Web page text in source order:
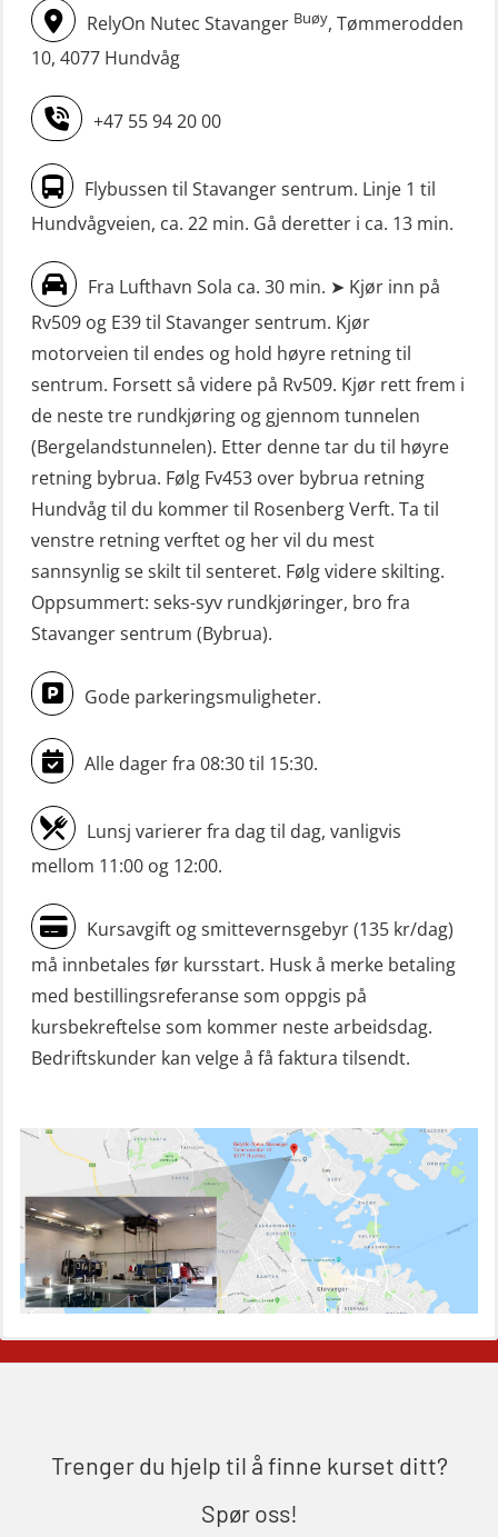
(OSE1471)
Livbåtfører grunnkurs m/E-læring
FF1200 (OSE1424)
Livbåtfører grunnkurs m/E-læring
FF1200 simulator (OSEBLE007)
Livbåtfører grunnkurs m/E-læring
FF48 og FF1000D (OSEBLE004)
Livbåtfører grunnkurs m/E-læring
Konvensjonell livbåt (OSEBLE005)
Livbåtfører konvensjonell livbåt –
grunnleggende (OSE135)
Livbåtfører konvensjonell repetisjon
(OSE1361)
Livbåtfører konvertering til FF48 inkl.
repetisjon (OSE106)
Livbåtfører sliskelivbåt repetisjon
(OSE1301)
grunnleggende (OSE129)
Mann-Over-Bord (hurtiggående) liten
båt m/mørkekjøring – grunnleggende
(OSE114)
Mann-Over-Bord (hurtiggående) liten
båt m/mørkekjøring – repetisjon
(OSE151)
Mann-Over-Bord (hurtiggående) liten
båt u/mørkekjøring – grunnleggende
(OSE1142)
Mann-Over-Bord liten båt (MOB)
Mørkekjøring-modul for Mann-Over-
Bord (hurtiggående) liten båt
(OSE1001)
ROC sertifikat grunnleggende
(GMDSS) (ORC102)
(ORC103)
(OER118)
Skuldermåling (OBS120)
STCW oppgradering for
maskinoffiserer uten fartstid 66 t
(MBS125)
Sikkerhetskurs for ansatte på
oppdrettsanlegg (LBS100)
Sjøfolk med særskilte sikringsplikter
(MBS1191)
Ulykkesgransking – Webinar (LSP103)
VHF / SRC 2 dager (ORC104)
Videregående sikkerhetsopplæring
for skipsoffiserer (MBS100)
RelyOn Nutec Stavanger Buøy, Tømmerodden
10, 4077 Hundvåg
+47 55 94 20 00
Flybussen til Stavanger sentrum. Linje 1 til
Hundvågveien, ca. 22 min. Gå deretter i ca. 13 min.
Fra Lufthavn Sola ca. 30 min. ➤ Kjør inn på
Rv509 og E39 til Stavanger sentrum. Kjør
motorveien til endes og hold høyre retning til
sentrum. Forsett så videre på Rv509. Kjør rett frem i
de neste tre rundkjøring og gjennom tunnelen
(Bergelandstunnelen). Etter denne tar du til høyre
retning bybrua. Følg Fv453 over bybrua retning
Hundvåg til du kommer til Rosenberg Verft. Ta til
venstre retning verftet og her vil du mest
sannsynlig se skilt til senteret. Følg videre skilting.
Oppsummert: seks-syv rundkjøringer, bro fra
Stavanger sentrum (Bybrua).
Gode parkeringsmuligheter.
Alle dager fra 08:30 til 15:30.
Lunsj varierer fra dag til dag, vanligvis
mellom 11:00 og 12:00.
Kursavgift og smittevernsgebyr (135 kr/dag)
må innbetales før kursstart. Husk å merke betaling
med bestillingsreferanse som oppgis på
kursbekreftelse som kommer neste arbeidsdag.
Bedriftskunder kan velge å få faktura tilsendt.
Trenger du hjelp til å finne kurset ditt?
Spør oss!